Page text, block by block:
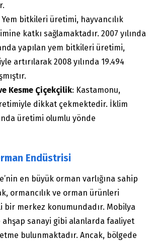
Yem bitkileri üretimi, hayvancılık
katkı sağlamaktadır. 2007 yılında
yapılan yem bitkileri üretimi,
artırılarak 2008 yılında 19.494
Kesme Çiçekçilik: Kastamonu,
dikkat çekmektedir. İklim
üretimi olumlu yönde
Endüstrisi
en büyük orman varlığına sahip
ormancılık ve orman ürünleri
bir merkez konumundadır. Mobilya
sanayi gibi alanlarda faaliyet
bulunmaktadır. Ancak, bölgede